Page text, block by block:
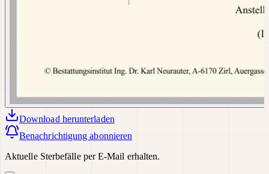
Download herunterladen
Benachrichtigung abonnieren
Aktuelle Sterbefälle per E-Mail erhalten.